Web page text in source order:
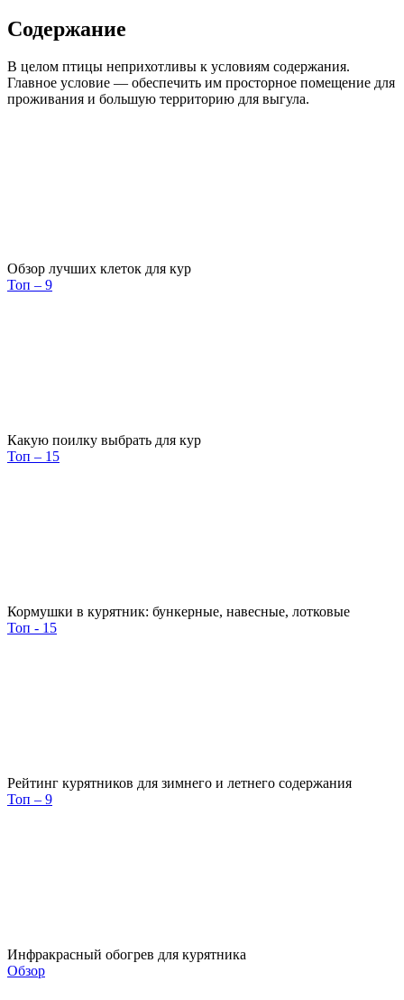
Содержание
В целом птицы неприхотливы к условиям содержания.
Главное условие — обеспечить им просторное помещение для
проживания и большую территорию для выгула.
Обзор лучших клеток для кур
Топ – 9
Какую поилку выбрать для кур
Топ – 15
Кормушки в курятник: бункерные, навесные, лотковые
Топ - 15
Рейтинг курятников для зимнего и летнего содержания
Топ – 9
Инфракрасный обогрев для курятника
Обзор